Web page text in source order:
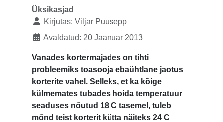
Üksikasjad
Kirjutas: Viljar Puusepp
Avaldatud: 20 Jaanuar 2013
Vanades kortermajades on tihti
probleemiks toasooja ebaühtlane jaotus
korterite vahel. Selleks, et ka kõige
külmemates tubades hoida temperatuur
seaduses nõutud 18 C tasemel, tuleb
mõnd teist korterit kütta näiteks 24 C